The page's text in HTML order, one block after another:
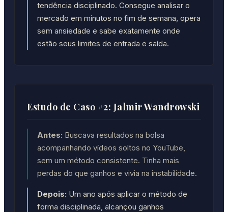
tendência disciplinado. Consegue analisar o
mercado em minutos no fim de semana, opera
sem ansiedade e sabe exatamente onde
estão seus limites de entrada e saída.
Estudo de Caso #2: Jalmir Wandrowski
Antes: Buscava resultados na bolsa
acompanhando vídeos soltos no YouTube,
sem um método consistente. Tinha mais
perdas do que ganhos e vivia na instabilidade.
Depois: Um ano após aplicar o método de
forma disciplinada, alcançou ganhos